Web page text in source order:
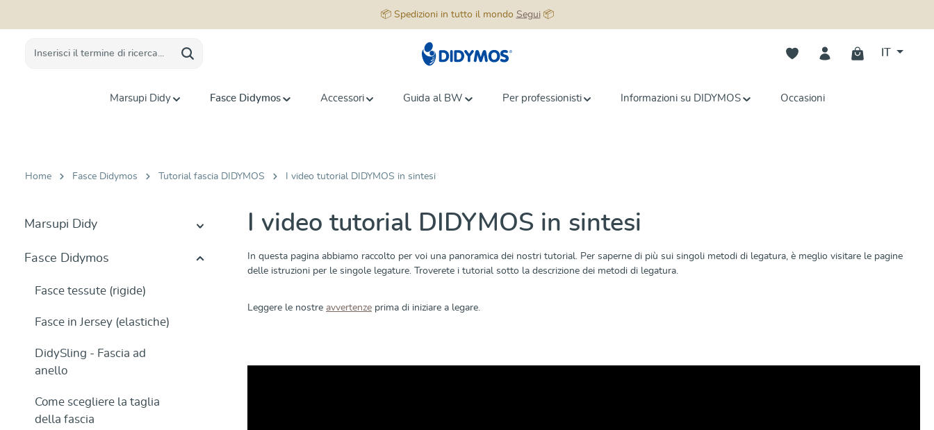
📦 Spedizioni in tutto il mondo Segui📦
Hai 0 articoli nella lista dei
Marsupi Didy Fasce Didymos Accessori Guida al BW Per professionisti Informazioni su DIDYMOS Occasioni
Home Fasce Didymos Tutorial fascia DIDYMOS I video tutorial DIDYMOS in sintesi
Marsupi Didy
Fasce Didymos
Fasce tessute (rigide)
Fasce in Jersey (elastiche)
DidySling - Fascia ad
anello
Come scegliere la taglia
della fascia
I video tutorial DIDYMOS in sintesi
In questa pagina abbiamo raccolto per voi una panoramica dei nostri tutorial. Per saperne di più sui singoli metodi di legatura, è meglio visitare le pagine
delle istruzioni per le singole legature. Troverete i tutorial sotto la descrizione dei metodi di legatura.
Leggere le nostre avvertenze prima di iniziare a legare.